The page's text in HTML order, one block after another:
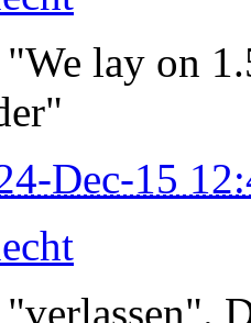
"We lay on
Dec-15
"verlassen".